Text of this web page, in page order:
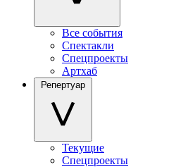
Все события
Спектакли
Спецпроекты
Артхаб
Репертуар
Текущие
Спецпроекты